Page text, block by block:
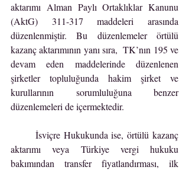
aktarımı Alman Paylı Ortaklıklar Kanunu
(AktG) 311-317 maddeleri arasında
düzenlenmiştir. Bu düzenlemeler örtülü
kazanç aktarımının yanı sıra,  TK’nın 195 ve
devam eden maddelerinde düzenlenen
şirketler topluluğunda hakim şirket ve
kurullarının sorumluluğuna benzer
düzenlemeleri de içermektedir.
aktarımı veya Türkiye vergi hukuku
bakımından transfer fiyatlandırması, ilk